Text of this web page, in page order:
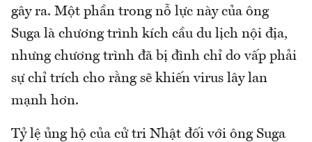
gây ra. Một phần trong nỗ lực này của ông
Suga là chương trình kích cầu du lịch nội địa,
nhưng chương trình đã bị đình chỉ do vấp phải
sự chỉ trích cho rằng sẽ khiến virus lây lan
mạnh hơn.
Tỷ lệ ủng hộ của cử tri Nhật đối với ông Suga